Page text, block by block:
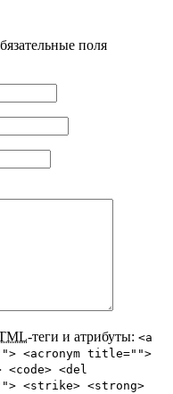
поля
-теги и атрибуты: <a
<acronym title="">
<del
<strike> <strong>